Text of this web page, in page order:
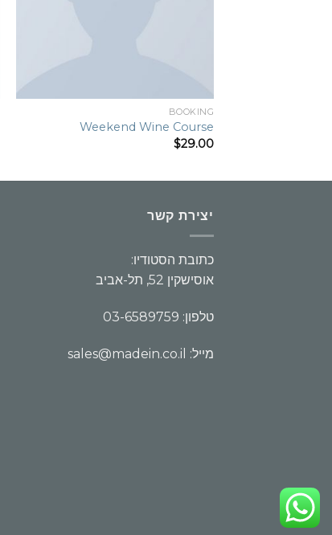
BOOKING
Weekend Wine Course
$29.00
יצירת קשר
כתובת הסטודיו:
אוסישקין 52, תל-אביב
טלפון: 03-6589759
מייל: sales@madein.co.il